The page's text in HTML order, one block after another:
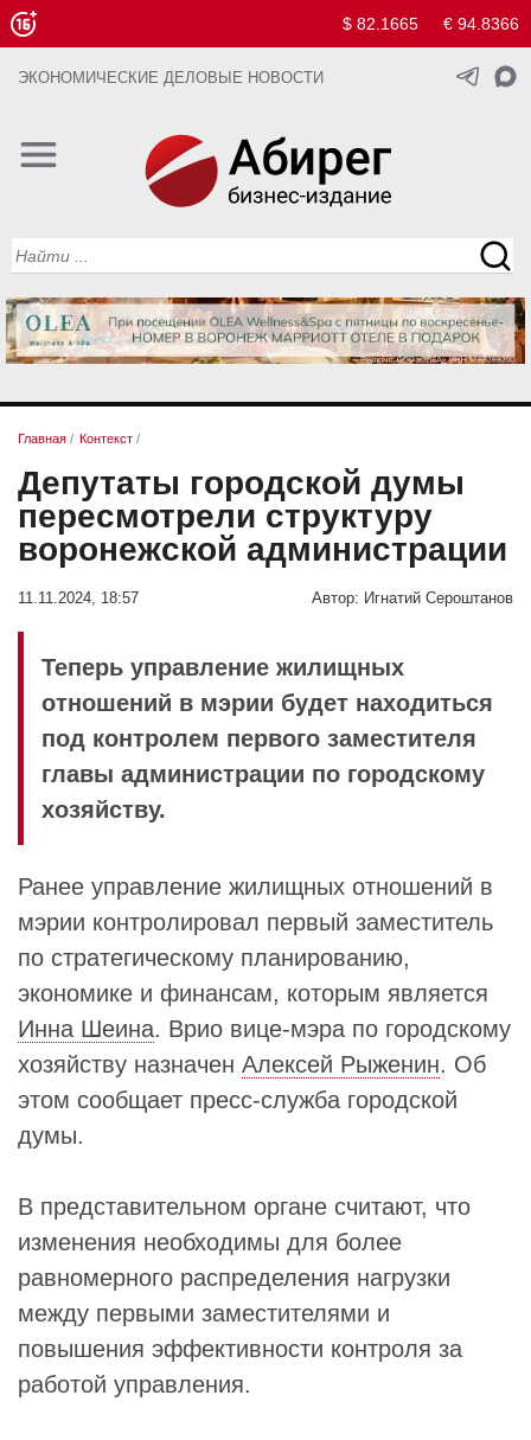
$ 82.1665 € 94.8366
ЭКОНОМИЧЕСКИЕ ДЕЛОВЫЕ НОВОСТИ
Главная / Контекст /
Депутаты городской думы
пересмотрели структуру
воронежской администрации
11.11.2024, 18:57 Автор: Игнатий Сероштанов
Теперь управление жилищных
отношений в мэрии будет находиться
под контролем первого заместителя
главы администрации по городскому
хозяйству.
Ранее управление жилищных отношений в
мэрии контролировал первый заместитель
по стратегическому планированию,
экономике и финансам, которым является
Инна Шеина. Врио вице-мэра по городскому
хозяйству назначен Алексей Рыженин. Об
этом сообщает пресс-служба городской
думы.
В представительном органе считают, что
изменения необходимы для более
равномерного распределения нагрузки
между первыми заместителями и
повышения эффективности контроля за
работой управления.